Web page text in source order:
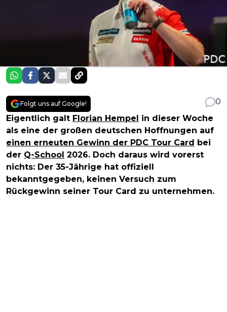
Folgt uns auf Google!
0
Eigentlich galt Florian Hempel in dieser Woche
als eine der großen deutschen Hoffnungen auf
einen erneuten Gewinn der PDC Tour Card bei
der Q-School 2026. Doch daraus wird vorerst
nichts: Der 35-Jährige hat offiziell
bekanntgegeben, keinen Versuch zum
Rückgewinn seiner Tour Card zu unternehmen.